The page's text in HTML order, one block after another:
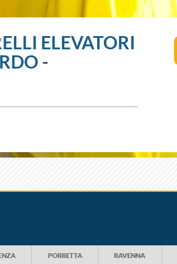
ELEVATORI
-
PORRETTA RAVENNA